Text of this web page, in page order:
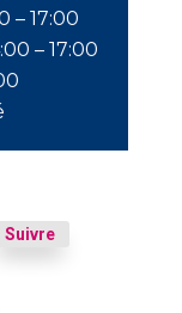
– 17:00
– 17:00
Suivre